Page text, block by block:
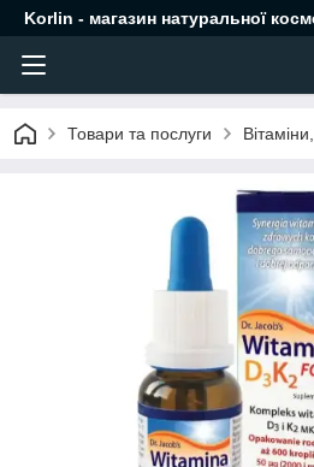
Korlin - магазин натуральної
Товари та послуги